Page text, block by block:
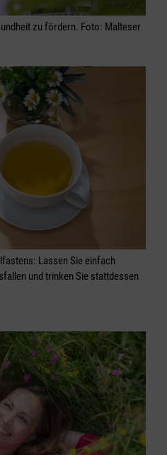
zu fördern. Foto: Malteser
Lassen Sie einfach
und trinken Sie stattdessen